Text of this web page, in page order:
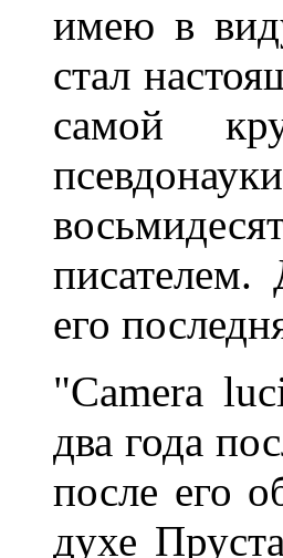
имею в
стал
самой
писателем.
его
"Camera
два года
после его
духе